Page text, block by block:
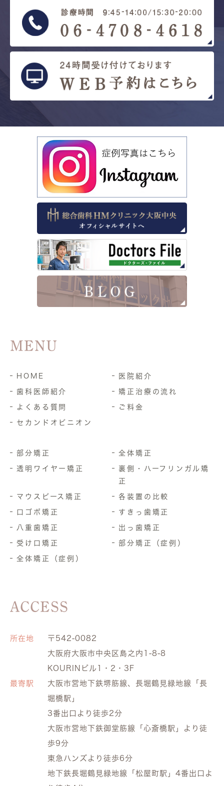
MENU
HOME 医院紹介
歯科医師紹介 矯正治療の流れ
よくある質問 ご料金
セカンドオピニオン
部分矯正 全体矯正
透明ワイヤー矯正
裏側・ハーフリンガル矯
正
マウスピース矯正 各装置の比較
口ゴボ矯正 すきっ歯矯正
八重歯矯正 出っ歯矯正
受け口矯正 部分矯正（症例）
全体矯正（症例）
ACCESS
所在地
〒542-0082
大阪府大阪市中央区島之内1-8-8
KOURINビル1・2・3F
最寄駅
大阪市営地下鉄堺筋線、長堀鶴見緑地線「長
堀橋駅」
3番出口より徒歩2分
大阪市営地下鉄御堂筋線「心斎橋駅」より徒
歩9分
東急ハンズより徒歩6分
地下鉄長堀鶴見緑地線「松屋町駅」4番出口よ